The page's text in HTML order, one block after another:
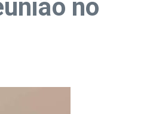
no